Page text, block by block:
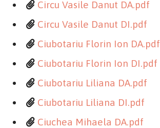
Circu Vasile Danut DA.pdf
Circu Vasile Danut DI.pdf
Ciubotariu Florin Ion DA.pdf
Ciubotariu Florin Ion DI.pdf
Ciubotariu Liliana DA.pdf
Ciubotariu Liliana DI.pdf
Ciuchea Mihaela DA.pdf